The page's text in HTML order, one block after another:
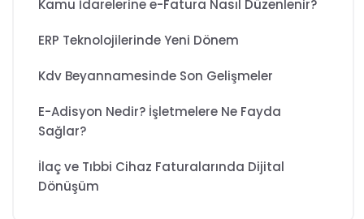
Kamu İdarelerine e-Fatura Nasıl Düzenlenir?
ERP Teknolojilerinde Yeni Dönem
Kdv Beyannamesinde Son Gelişmeler
E-Adisyon Nedir? İşletmelere Ne Fayda
Sağlar?
İlaç ve Tıbbi Cihaz Faturalarında Dijital
Dönüşüm